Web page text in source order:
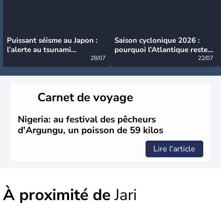
Puissant séisme au Japon :
l’alerte au tsunami
28/07
Saison cyclonique 2026 :
pourquoi l’Atlantique reste
22/07
Carnet de voyage
Nigeria: au festival des pêcheurs
d'Argungu, un poisson de 59 kilos
Lire l'article
À proximité deJari